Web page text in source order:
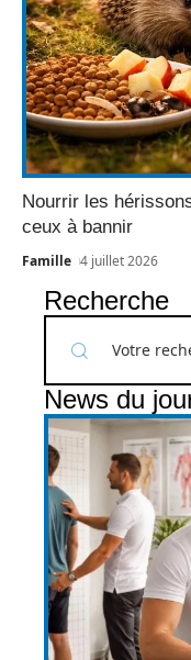
Nourrir les
ceux à bannir
Famille 4 juillet 2026
Recherche
News du